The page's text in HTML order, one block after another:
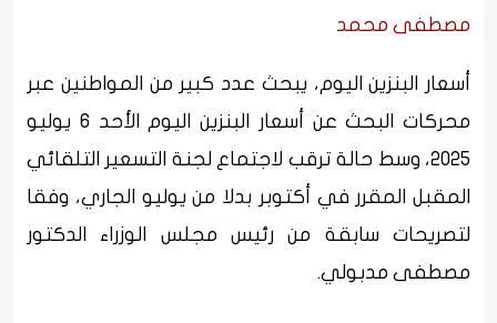
مصطفى محمد
أسعار البنزين اليوم، يبحث عدد كبير من المواطنين عبر
محركات البحث عن أسعار البنزين اليوم الأحد 6 يوليو
2025، وسط حالة ترقب لاجتماع لجنة التسعير التلقائي
المقبل المقرر في أكتوبر بدلا من يوليو الجاري، وفقا
لتصريحات سابقة من رئيس مجلس الوزراء الدكتور
مصطفى مدبولي.